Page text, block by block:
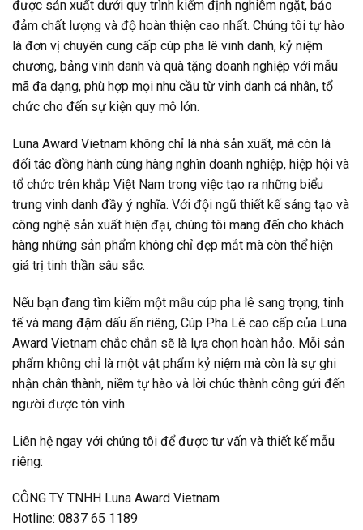
được sản xuất dưới quy trình kiểm định nghiêm ngặt, bảo
đảm chất lượng và độ hoàn thiện cao nhất. Chúng tôi tự hào
là đơn vị chuyên cung cấp cúp pha lê vinh danh, kỷ niệm
chương, bảng vinh danh và quà tặng doanh nghiệp với mẫu
mã đa dạng, phù hợp mọi nhu cầu từ vinh danh cá nhân, tổ
chức cho đến sự kiện quy mô lớn.
Luna Award Vietnam không chỉ là nhà sản xuất, mà còn là
đối tác đồng hành cùng hàng nghìn doanh nghiệp, hiệp hội và
tổ chức trên khắp Việt Nam trong việc tạo ra những biểu
trưng vinh danh đầy ý nghĩa. Với đội ngũ thiết kế sáng tạo và
công nghệ sản xuất hiện đại, chúng tôi mang đến cho khách
hàng những sản phẩm không chỉ đẹp mắt mà còn thể hiện
giá trị tinh thần sâu sắc.
Nếu bạn đang tìm kiếm một mẫu cúp pha lê sang trọng, tinh
tế và mang đậm dấu ấn riêng, Cúp Pha Lê cao cấp của Luna
Award Vietnam chắc chắn sẽ là lựa chọn hoàn hảo. Mỗi sản
phẩm không chỉ là một vật phẩm kỷ niệm mà còn là sự ghi
nhận chân thành, niềm tự hào và lời chúc thành công gửi đến
người được tôn vinh.
Liên hệ ngay với chúng tôi để được tư vấn và thiết kế mẫu
riêng:
CÔNG TY TNHH Luna Award Vietnam
Hotline: 0837 65 1189